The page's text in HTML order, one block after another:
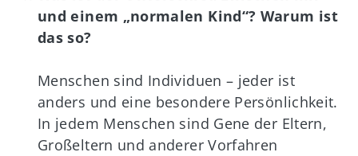
und einem „normalen Kind“? Warum ist
das so?
Menschen sind Individuen – jeder ist
anders und eine besondere Persönlichkeit.
In jedem Menschen sind Gene der Eltern,
Großeltern und anderer Vorfahren